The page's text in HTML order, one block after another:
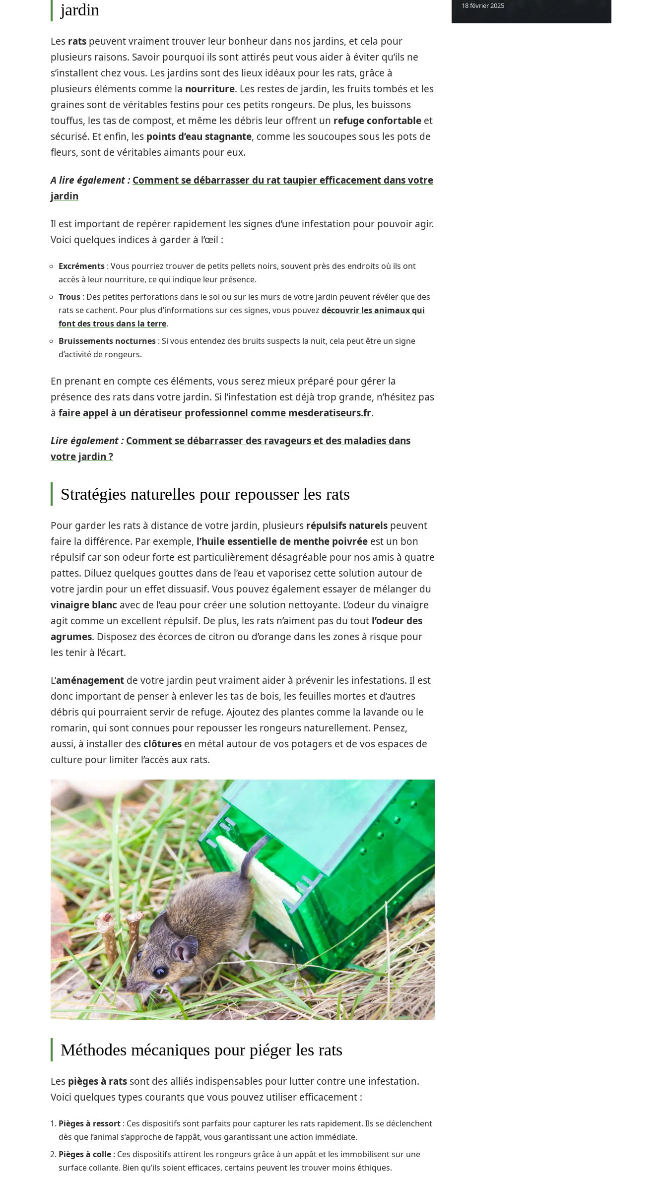
jardin
Les rats peuvent vraiment trouver leur bonheur dans nos jardins, et cela pour
plusieurs raisons. Savoir pourquoi ils sont attirés peut vous aider à éviter qu’ils ne
s’installent chez vous. Les jardins sont des lieux idéaux pour les rats, grâce à
plusieurs éléments comme la nourriture. Les restes de jardin, les fruits tombés et les
graines sont de véritables festins pour ces petits rongeurs. De plus, les buissons
touffus, les tas de compost, et même les débris leur offrent un refuge confortable et
sécurisé. Et enfin, les points d’eau stagnante, comme les soucoupes sous les pots de
fleurs, sont de véritables aimants pour eux.
A lire également : Comment se débarrasser du rat taupier efficacement dans votre
jardin
Il est important de repérer rapidement les signes d’une infestation pour pouvoir agir.
Voici quelques indices à garder à l’œil :
Excréments : Vous pourriez trouver de petits pellets noirs, souvent près des endroits où ils ont
accès à leur nourriture, ce qui indique leur présence.
Trous : Des petites perforations dans le sol ou sur les murs de votre jardin peuvent révéler que des
rats se cachent. Pour plus d’informations sur ces signes, vous pouvez découvrir les animaux qui
font des trous dans la terre.
Bruissements nocturnes : Si vous entendez des bruits suspects la nuit, cela peut être un signe
d’activité de rongeurs.
En prenant en compte ces éléments, vous serez mieux préparé pour gérer la
présence des rats dans votre jardin. Si l’infestation est déjà trop grande, n’hésitez pas
à faire appel à un dératiseur professionnel comme mesderatiseurs.fr.
Lire également : Comment se débarrasser des ravageurs et des maladies dans
votre jardin ?
Stratégies naturelles pour repousser les rats
Pour garder les rats à distance de votre jardin, plusieurs répulsifs naturels peuvent
faire la différence. Par exemple, l’huile essentielle de menthe poivrée est un bon
répulsif car son odeur forte est particulièrement désagréable pour nos amis à quatre
pattes. Diluez quelques gouttes dans de l’eau et vaporisez cette solution autour de
votre jardin pour un effet dissuasif. Vous pouvez également essayer de mélanger du
vinaigre blanc avec de l’eau pour créer une solution nettoyante. L’odeur du vinaigre
agit comme un excellent répulsif. De plus, les rats n’aiment pas du tout l’odeur des
agrumes. Disposez des écorces de citron ou d’orange dans les zones à risque pour
les tenir à l’écart.
L’aménagement de votre jardin peut vraiment aider à prévenir les infestations. Il est
donc important de penser à enlever les tas de bois, les feuilles mortes et d’autres
débris qui pourraient servir de refuge. Ajoutez des plantes comme la lavande ou le
romarin, qui sont connues pour repousser les rongeurs naturellement. Pensez,
aussi, à installer desclôtures en métal autour de vos potagers et de vos espaces de
culture pour limiter l’accès aux rats.
Méthodes mécaniques pour piéger les rats
Les pièges à rats sont des alliés indispensables pour lutter contre une infestation.
Voici quelques types courants que vous pouvez utiliser efficacement :
Pièges à ressort : Ces dispositifs sont parfaits pour capturer les rats rapidement. Ils se déclenchent
dès que l’animal s’approche de l’appât, vous garantissant une action immédiate.
Pièges à colle : Ces dispositifs attirent les rongeurs grâce à un appât et les immobilisent sur une
surface collante. Bien qu’ils soient efficaces, certains peuvent les trouver moins éthiques.
18 février 2025